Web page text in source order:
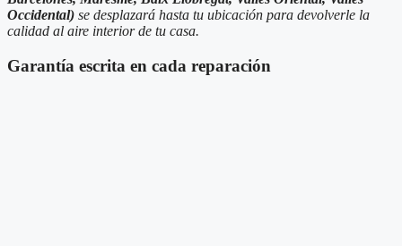
Occidental) se desplazará hasta tu ubicación para devolverle la
calidad al aire interior de tu casa.
Garantía escrita en cada reparación